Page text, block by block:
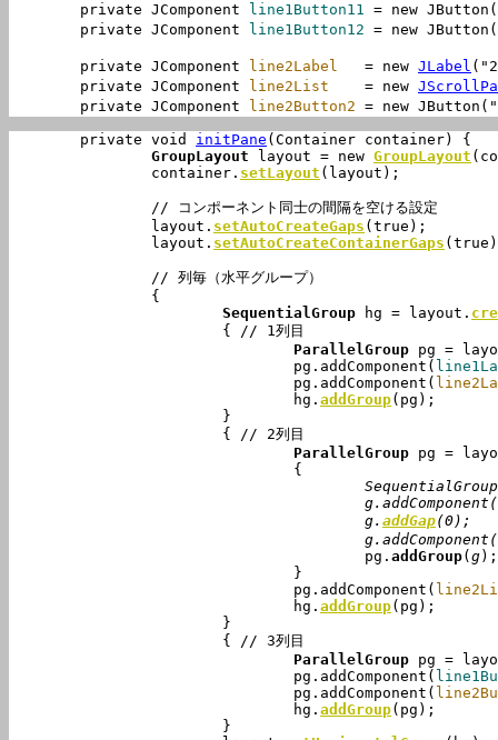
	private JComponent
line1Button11 = new
	private JComponent
line1Button12 = new
	private JComponent
line2Label
   = new
JLabel ("2
	private JComponent
line2List
    = new
	private JComponent
line2Button2 = new
	private void
initPane (Container container) {
GroupLayout layout = new GroupLayout
		container.
setLayout (layout);
		layout.
setAutoCreateGaps (true);
		layout.
setAutoCreateContainerGaps
SequentialGroup hg = layout.
ParallelGroup pg =
				pg.addComponent(
				pg.addComponent(
				hg.
addGroup(pg);
ParallelGroup pg =
					g.addComponent(
					g.
addGap(0);		//間隔を詰める
					g.addComponent(
					pg.
addGroup( g);
				pg.addComponent(
				hg.
addGroup(pg);
ParallelGroup pg =
				pg.addComponent(
				pg.addComponent(
				hg.
addGroup(pg);